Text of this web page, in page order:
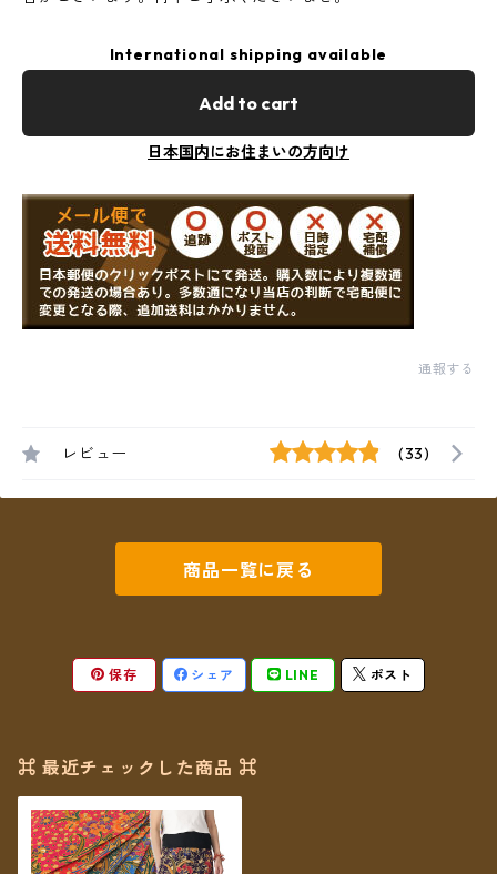
International shipping available
Add to cart
日本国内にお住まいの方向け
通報する
レビュー (33)
商品一覧に戻る
保存 シェア LINE ポスト
⌘ 最近チェックした商品 ⌘